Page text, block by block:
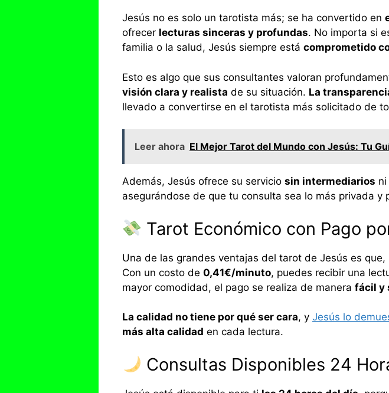
Jesús no es solo un tarotista más; se ha convertido en
ofrecer lecturas sinceras y profundas. No importa si
familia o la salud, Jesús siempre está comprometido
Esto es algo que sus consultantes valoran
visión clara y realista de su situación. La
llevado a convertirse en el tarotista más solicitado de
Leer ahora El Mejor Tarot del Mundo con Jesús: Tu
Además, Jesús ofrece su servicio sin intermediarios
asegurándose de que tu consulta sea lo más privada y
Tarot Económico con Pago
Una de las grandes ventajas del tarot de Jesús es
Con un costo de 0,41€/minuto, puedes recibir una
mayor comodidad, el pago se realiza de manera fácil y
La calidad no tiene por qué ser cara, y Jesús lo
más alta calidad en cada lectura.
Consultas Disponibles 24